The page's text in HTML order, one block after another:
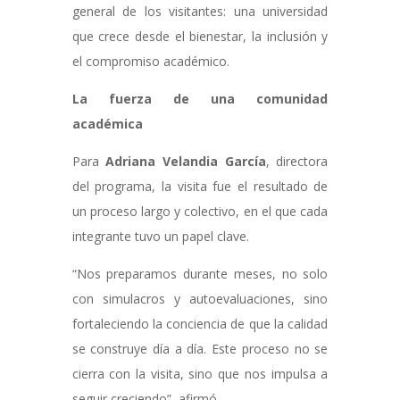
general de los visitantes: una universidad
que crece desde el bienestar, la inclusión y
el compromiso académico.
La fuerza de una comunidad
académica
ParaAdriana Velandia García, directora
del programa, la visita fue el resultado de
un proceso largo y colectivo, en el que cada
integrante tuvo un papel clave.
“Nos preparamos durante meses, no solo
con simulacros y autoevaluaciones, sino
fortaleciendo la conciencia de que la calidad
se construye día a día. Este proceso no se
cierra con la visita, sino que nos impulsa a